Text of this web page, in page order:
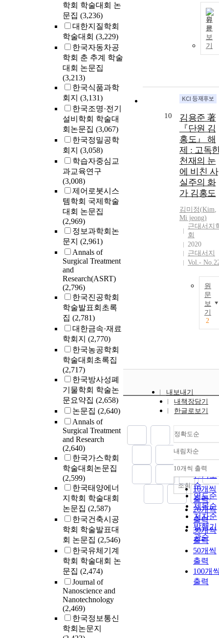
학회 학술대회 논
문집 (3,236)
대한지질학회
학술대회 (3,229)
한국자동차공
학회 춘 추계 학술
대회 논문집
(3,213)
한국식품과학
회지 (3,131)
한국조명·전기
설비학회 학술대
회논문집 (3,067)
한국정밀공학
회지 (3,058)
학습자중심교
과교육연구
(3,008)
제어로봇시스
템학회 국제학술
대회 논문집
(2,969)
정보과학회논
문지 (2,961)
Annals of
Surgical Treatment
and
Research(ASRT)
(2,796)
한국진공학회
학술발표회초록
집 (2,781)
대한금속·재료
학회지 (2,770)
한국농공학회
학술대회초록집
(2,717)
한국방사성폐
기물학회 학술논
문요약집 (2,658)
논문집 (2,640)
Annals of
Surgical Treatment
and Research
(2,640)
한국가스학회
학술대회논문집
(2,599)
한국태양에너
지학회 학술대회
논문집 (2,587)
한국건축시공
학회 학술발표대
회 논문집 (2,546)
한국유체기계
학회 학술대회 논
문집 (2,474)
Journal of
Nanoscience and
Nanotechnology
(2,469)
한국정보통신
학회논문지
원
문
보
기
10
김용준 著
『단원 김
홍도』 해
제 : 고독
천재의 눈
에 비친 사
실주의 화
가 김홍도
김미정(Kim,
Mi jeong)
근대서지
회
2020
근대서지
Vol.-
원
문
보
기
2
내보내기
내책장담기
한글로보기
정확도순
정확도
순
인기도
순
연도순
제목순
저자순
발행기
관순
내림차순
내림차
10개씩 출력
10개씩
출력
20개씩
출력
30개씩
출력
50개씩
출력
100개
출력
조회